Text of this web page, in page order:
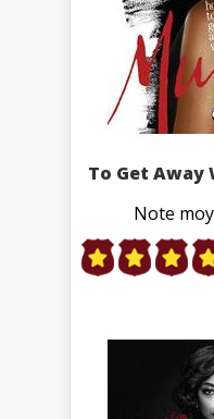
To Get Away
Note